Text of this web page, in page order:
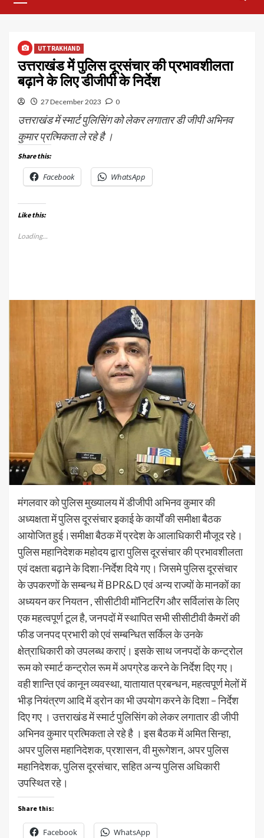
UTTRAKHAND
उत्तराखंड में पुलिस दूरसंचार की प्रभावशीलता
बढ़ाने के लिए डीजीपी के निर्देश
27 December 2023 0
उत्तराखंड में स्मार्ट पुलिसिंग को लेकर लगातार डी जीपी अभिनव
कुमार प्रत्मिकता ले रहे है ।
Share this:
Facebook WhatsApp
Like this:
Loading...
मंगलवार को पुलिस मुख्यालय में डीजीपी अभिनव कुमार की
अध्यक्षता में पुलिस दूरसंचार इकाई के कार्यों की समीक्षा बैठक
आयोजित हुई।समीक्षा बैठक में प्रदेश के आलाधिकारी मौजूद रहे।
पुलिस महानिदेशक महोदय द्वारा पुलिस दूरसंचार की प्रभावशीलता
एवं दक्षता बढ़ाने के दिशा-निर्देश दिये गए। जिसमे पुलिस दूरसंचार
के उपकरणों के सम्बन्ध में BPR&D एवं अन्य राज्यों के मानकों का
अध्ययन कर नियतन , सीसीटीवी मॉनिटरिंग और सर्विलांस के लिए
एक महत्वपूर्ण टूल है, जनपदों में स्थापित सभी सीसीटीवी कैमरों की
फीड जनपद प्रभारी को एवं सम्बन्धित सर्किल के उनके
क्षेत्राधिकारी को उपलब्ध कराएं। इसके साथ जनपदों के कन्ट्रोल
रूम को स्मार्ट कन्ट्रोल रूम में अपग्रेड करने के निर्देश दिए गए।
वही शान्ति एवं कानून व्यवस्था, यातायात प्रबन्धन, महत्वपूर्ण मेलों में
भीड़ नियंत्रण आदि में ड्रोन का भी उपयोग करने के दिशा – निर्देश
दिए गए । उत्तराखंड में स्मार्ट पुलिसिंग को लेकर लगातार डी जीपी
अभिनव कुमार प्रत्मिकता ले रहे है । इस बैठक में अमित सिन्हा,
अपर पुलिस महानिदेशक, प्रशासन, वी मुरूगेशन, अपर पुलिस
महानिदेशक, पुलिस दूरसंचार, सहित अन्य पुलिस अधिकारी
उपस्थित रहे।
Share this:
Facebook WhatsApp